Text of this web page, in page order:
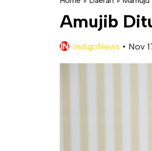
Amujib
IndigoNews • Nov